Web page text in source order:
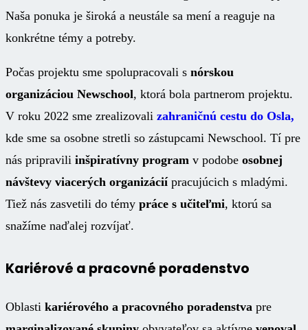
Naša ponuka je široká a neustále sa mení a reaguje na
konkrétne témy a potreby.
Počas projektu sme spolupracovali s nórskou
organizáciou Newschool, ktorá bola partnerom projektu.
V roku 2022 sme zrealizovali zahraničnú cestu do Osla,
kde sme sa osobne stretli so zástupcami Newschool. Tí pre
nás pripravili inšpiratívny program v podobe osobnej
návštevy viacerých organizácií pracujúcich s mladými.
Tiež nás zasvetili do témy práce s učiteľmi, ktorú sa
snažíme naďalej rozvíjať.
Kariérové a pracovné poradenstvo
Oblasti kariérového a pracovného poradenstva pre